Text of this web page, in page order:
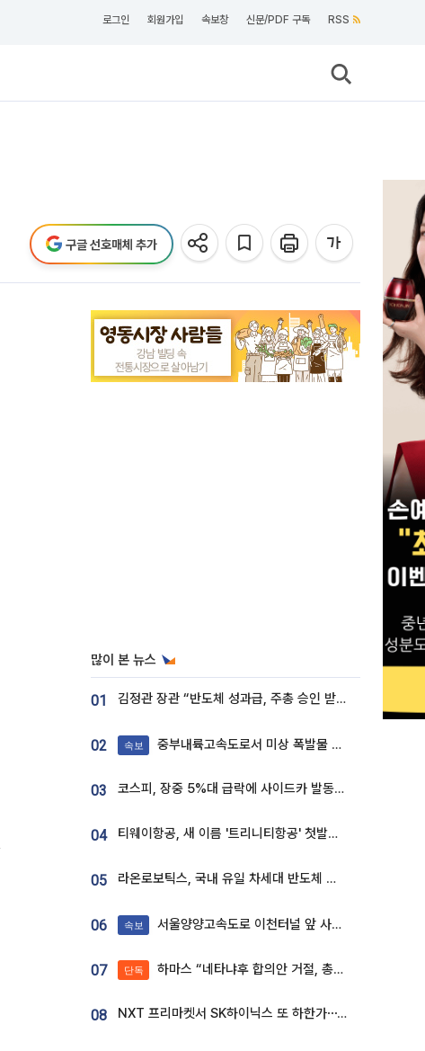
로그인 회원가입 속보창 신문/PDF 구독 RSS
구글 선호매체 추가
많이 본 뉴스
01 김정관 장관 “반도체 성과급, 주총 승인 받도록”…상법·자본시장법 개정 시사
02 속보 중부내륙고속도로서 미상 폭발물 발견
03 코스피, 장중 5%대 급락에 사이드카 발동…삼성·SK 동반 폭락
04 티웨이항공, 새 이름 '트리니티항공' 첫발…SSC 전략 본격화
05 라온로보틱스, 국내 유일 차세대 반도체 공정 로봇 개발 ‘고객사 테스트 진행’
06 속보 서울양양고속도로 이천터널 앞 사고 발생
07 단독 하마스 “네타냐후 합의안 거절, 총선 앞두고 시간 끌기”
08 NXT 프리마켓서 SK하이닉스 또 하한가⋯‘11주 거래’에 시초가 왜곡